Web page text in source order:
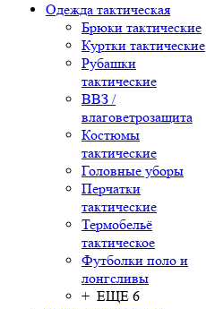
Одежда тактическая
Брюки тактические
Куртки тактические
Рубашки
тактические
ВВЗ /
влаговетрозащита
Костюмы
тактические
Головные уборы
Перчатки
тактические
Термобельё
тактическое
Футболки поло и
лонгсливы
+ ЕЩЕ 6